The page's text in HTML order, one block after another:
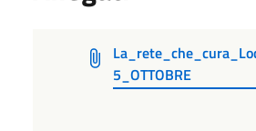
5_OTTOBRE